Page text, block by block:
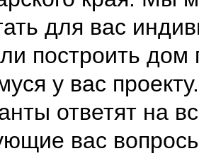
для вас
построить дом
у вас
ответят на
вас